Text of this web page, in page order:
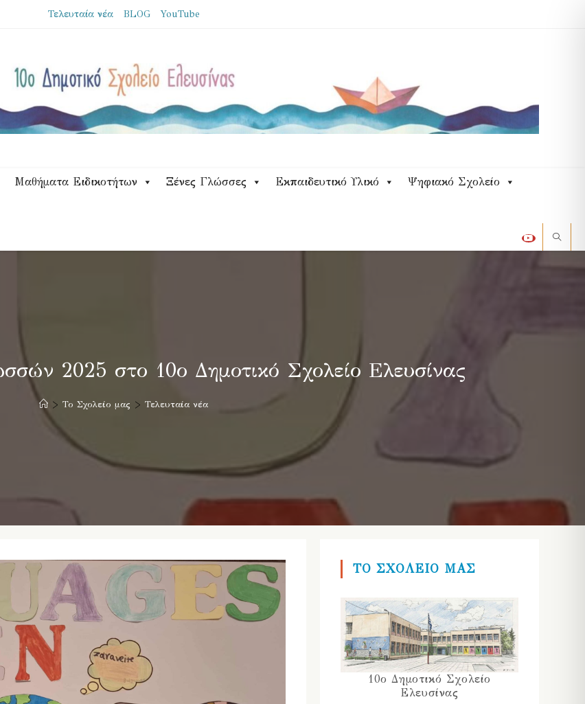
Τελευταία νέα BLOG YouTube
Μαθήματα Ειδικοτήτων Ξένες Γλώσσες Εκπαιδευτικό Υλικό Ψηφιακό Σχολείο
2025 στο 10ο Δημοτικό Σχολείο Ελευσίνας
> Το Σχολείο μας > Τελευταία νέα
ΤΟ ΣΧΟΛΕΙΟ ΜΑΣ
10ο Δημοτικό Σχολείο
Ελευσίνας